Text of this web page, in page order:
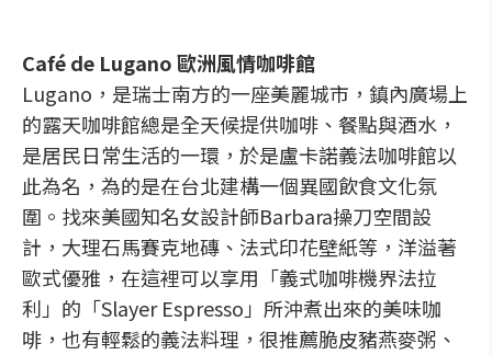
Café de Lugano 歐洲風情咖啡館
Lugano，是瑞士南方的一座美麗城市，鎮內廣場上
的露天咖啡館總是全天候提供咖啡、餐點與酒水，
是居民日常生活的一環，於是盧卡諾義法咖啡館以
此為名，為的是在台北建構一個異國飲食文化氛
圍。找來美國知名女設計師Barbara操刀空間設
計，大理石馬賽克地磚、法式印花壁紙等，洋溢著
歐式優雅，在這裡可以享用「義式咖啡機界法拉
利」的「Slayer Espresso」所沖煮出來的美味咖
啡，也有輕鬆的義法料理，很推薦脆皮豬燕麥粥、